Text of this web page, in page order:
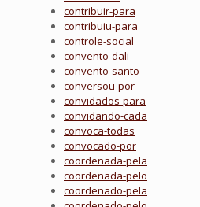
contribuir-para
contribuiu-para
controle-social
convento-dali
convento-santo
conversou-por
convidados-para
convidando-cada
convoca-todas
convocado-por
coordenada-pela
coordenada-pelo
coordenado-pela